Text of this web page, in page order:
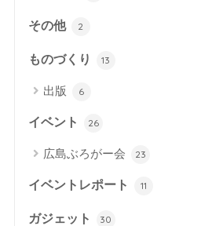
その他 2
ものづくり 13
出版 6
イベント 26
広島ぶろがー会 23
イベントレポート 11
ガジェット 30